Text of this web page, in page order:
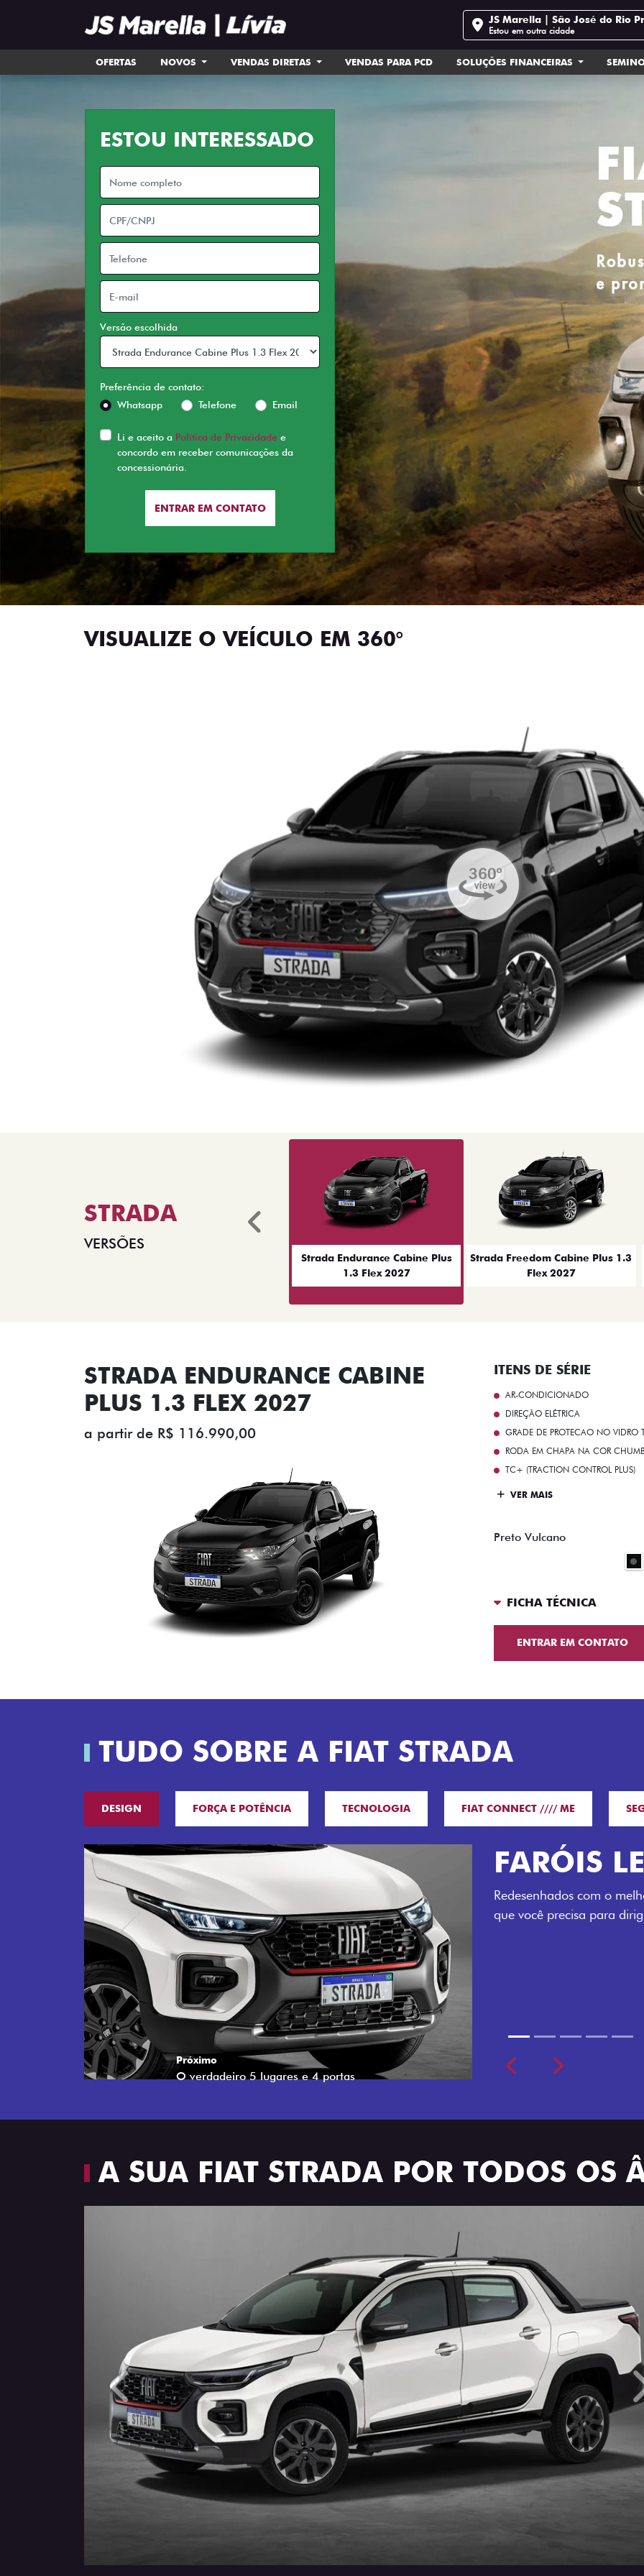
JS Marella | São José do Rio
Estou em outra cidade
OFERTAS NOVOS VENDAS DIRETAS VENDAS PARA PCD SOLUÇÕES FINANCEIRAS
ESTOU INTERESSADO
Versão escolhida
Preferência de contato:
Whatsapp
Telefone Email
Li e aceito a Política de Privacidade e
concordo em receber comunicações da
concessionária.
ENTRAR EM CONTATO
VISUALIZE O VEÍCULO EM 360°
STRADA
VERSÕES
Strada Endurance Cabine Plus
1.3 Flex 2027
Strada Freedom Cabine Plus 1.3
Flex 2027
Anterior
STRADA ENDURANCE CABINE
PLUS 1.3 FLEX 2027
a partir de R$ 116.990,00
ITENS DE SÉRIE
AR-CONDICIONADO
DIREÇÃO ELÉTRICA
GRADE DE PROTECAO NO VIDRO
RODA EM CHAPA NA COR
TC+ (TRACTION CONTROL PLUS)
VER MAIS
Preto Vulcano
FICHA TÉCNICA
ENTRAR EM CONTATO
TUDO SOBRE A FIAT STRADA
DESIGN FORÇA E POTÊNCIA TECNOLOGIA FIAT CONNECT //// ME
O
LUGARES
Próximo
Espaço e conforto
PreviousNext
A SUA FIAT STRADA POR TODOS OS
Anterior